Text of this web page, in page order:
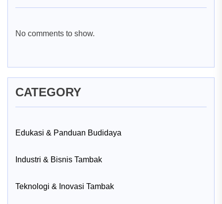
No comments to show.
CATEGORY
Edukasi & Panduan Budidaya
Industri & Bisnis Tambak
Teknologi & Inovasi Tambak